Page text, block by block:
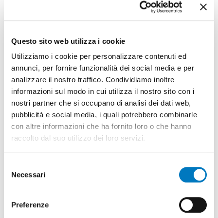
Questo sito web utilizza i cookie
Utilizziamo i cookie per personalizzare contenuti ed
annunci, per fornire funzionalità dei social media e per
analizzare il nostro traffico. Condividiamo inoltre
informazioni sul modo in cui utilizza il nostro sito con i
nostri partner che si occupano di analisi dei dati web,
pubblicità e social media, i quali potrebbero combinarle
con altre informazioni che ha fornito loro o che hanno
raccolto dal suo utilizzo dei loro servizi.
delNecessari
Preferenze
d’investimento di CHF 235'000.00 (IVA
inclusa) per la progettazione definitiva
della rete di teleriscaldamento
Messaggio municipale del 2024.01.16 /
04-2024
Chiedente lo stanziamento di un credito
d’investimento di CHF 1’100'000.00 (IVA
inclusa) per la realizzazione del
parcheggio comunale di via Prati
[24 gennaio 2024] [559 KB PDF]
Messaggio municipale del 2024.01.16 /
Chiedente l’approvazione del progetto di
valorizzazione del Parco della Casa